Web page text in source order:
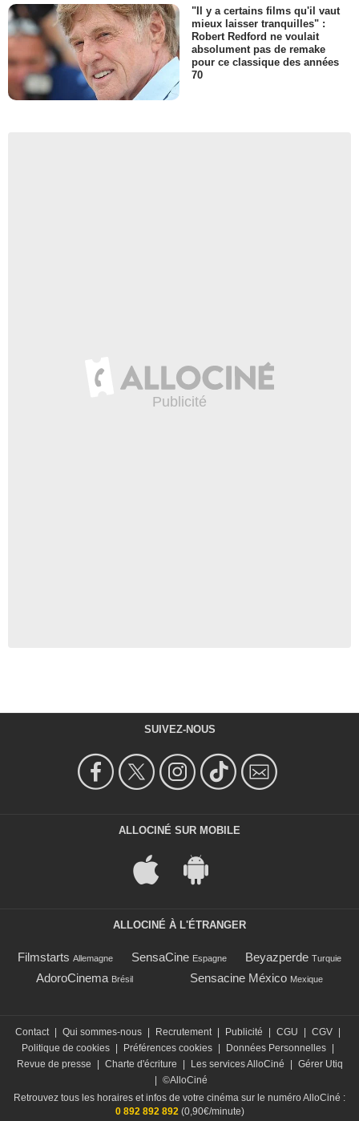
"Il y a certains films qu'il vaut
mieux laisser tranquilles" :
Robert Redford ne voulait
absolument pas de remake
pour ce classique des années
70
SUIVEZ-NOUS
ALLOCINÉ SUR MOBILE
ALLOCINÉ À L'ÉTRANGER
Filmstarts Allemagne SensaCine Espagne Beyazperde Turquie
AdoroCinema Brésil Sensacine México Mexique
Contact Qui sommes-nous Recrutement Publicité CGU CGV
Politique de cookies
Préférences cookies Données Personnelles
Revue de presse
Charte d'écriture Les services AlloCiné
Gérer Utiq
©AlloCiné
Retrouvez tous les horaires et infos de votre cinéma sur le numéro AlloCiné :
0 892 892 892(0,90€/minute)